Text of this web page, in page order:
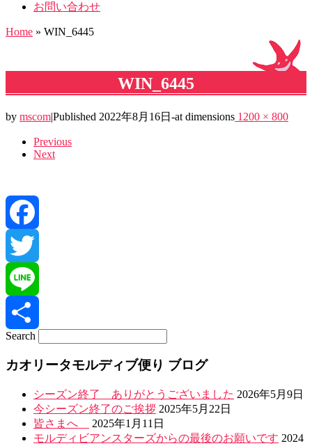
お問い合わせ
Home » WIN_6445
WIN_6445
by mscom|Published 2022年8月16日 -at dimensions 1200 × 800
Images
navigation
Previous
Next
Facebook
Twitter
Line
Search
カオリータモルディブ便り ブログ
シーズン終了 ありがとうございました 2026年5月9日
今シーズン終了のご挨拶 2025年5月22日
皆さまへ
2025年1月11日
モルディビアンスターズからの最後のお願いです 2024